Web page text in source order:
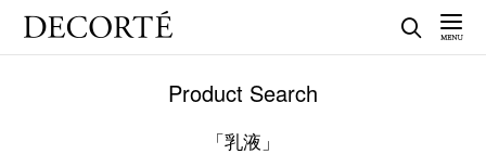
Product Search
「乳液」